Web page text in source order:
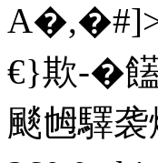
A�,�#]>
€}欺-�
颷乸驛袭